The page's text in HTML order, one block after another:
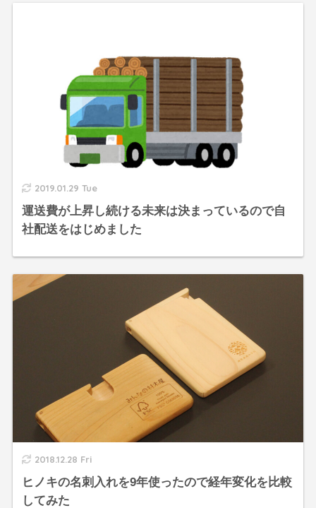
2019.01.29 Tue
運送費が上昇し続ける未来は決まっているので自
社配送をはじめました
2018.12.28 Fri
ヒノキの名刺入れを9年使ったので経年変化を比較
してみた